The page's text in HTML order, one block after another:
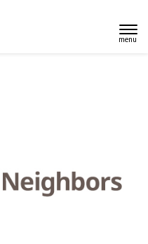
menu